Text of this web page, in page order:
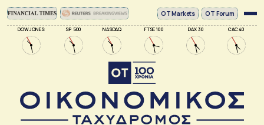
DOW JONES SP 500 NASDAQ FTSE 100 DAX 30 CAC 40
ΟΤ Markets OT Forum